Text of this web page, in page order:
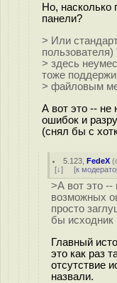
Но, насколько
панели?
> Или
> здесь
тоже
> файловым
А вот это -- не
ошибок и
(снял бы с
5.123 ,FedeX (
[↓] [к
>А вот это --
возможных
просто
бы исходник
Главный
это как раз
отсутствие
назвали.